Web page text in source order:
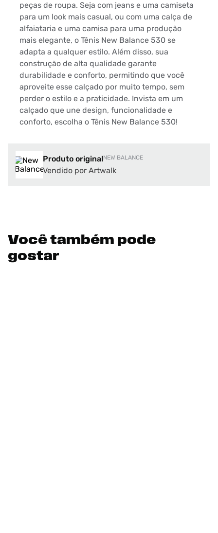
peças de roupa. Seja com jeans e uma camiseta
para um look mais casual, ou com uma calça de
alfaiataria e uma camisa para uma produção
mais elegante, o Tênis New Balance 530 se
adapta a qualquer estilo. Além disso, sua
construção de alta qualidade garante
durabilidade e conforto, permitindo que você
aproveite esse calçado por muito tempo, sem
perder o estilo e a praticidade. Invista em um
calçado que une design, funcionalidade e
conforto, escolha o Tênis New Balance 530!
Produto originalNEW BALANCE
Vendido por Artwalk
Você também pode
gostar